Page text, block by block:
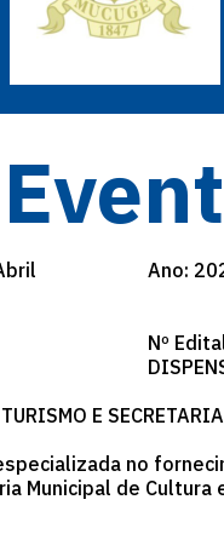
Ano:
Nº
E
no
Municipal de Cultura